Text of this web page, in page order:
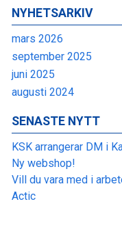
NYHETSARKIV
mars 2026
september 2025
juni 2025
augusti 2024
SENASTE NYTT
KSK arrangerar DM i
Ny webshop!
Vill du vara med i
Actic